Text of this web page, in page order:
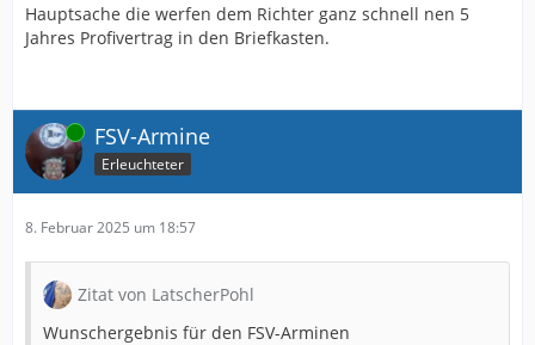
Hauptsache die werfen dem Richter ganz schnell nen 5
Jahres Profivertrag in den Briefkasten.
Online FSV-Armine
Erleuchteter
8. Februar 2025 um 18:57
Zitat von LatscherPohl
Wunschergebnis für den FSV-Arminen